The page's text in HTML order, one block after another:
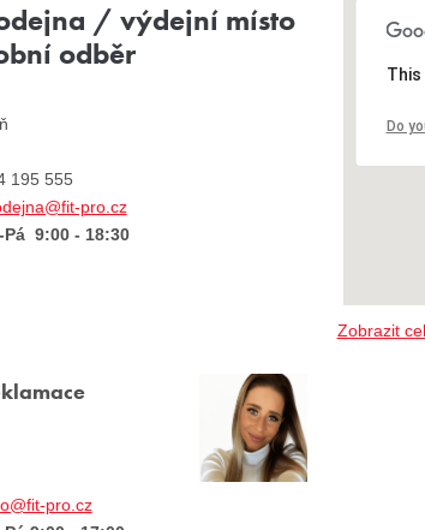
/ výdejní místo
odběr
195 555
pro.cz
Pá 9:00 - 18:30
pro.cz
This
Do
Zobrazit